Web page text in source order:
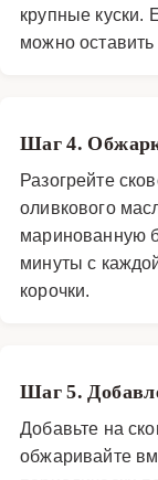
крупные куски.
можно
Шаг 4.
Разогрейте
оливкового
маринованную
минуты с
корочки.
Шаг 5.
Добавьте на
обжаривайте